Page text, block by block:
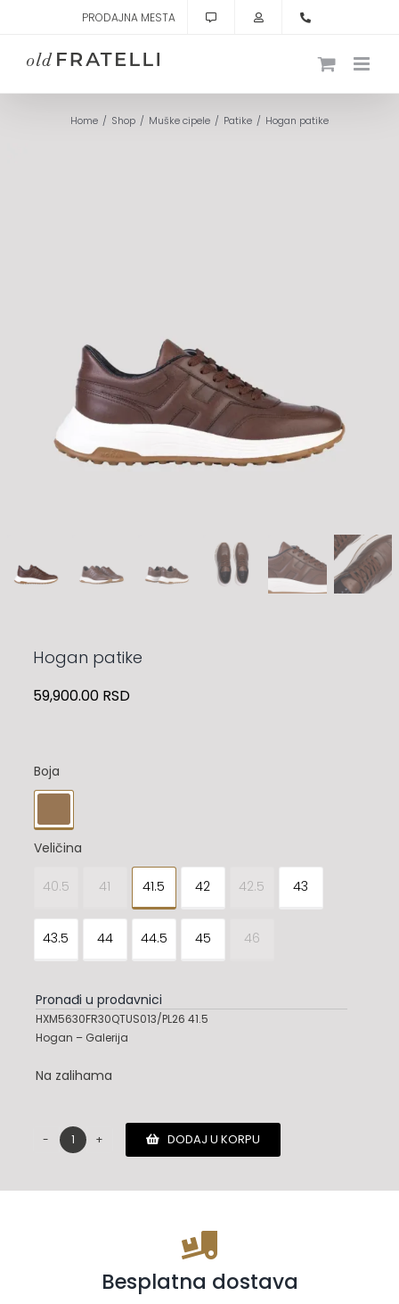
content
PRODAJNA MESTA
Home Shop Muške cipele Patike Hogan patike
Hogan patike
59,900.00 RSD
Boja
Veličina
40.5 41 41.5 42 42.5 43
43.5 44 44.5 45 46
Pronađi u prodavnici
HXM5630FR30QTUS013/PL26 41.5
Hogan – Galerija
Na zalihama
Hogan
DODAJ U KORPU
Besplatna dostava